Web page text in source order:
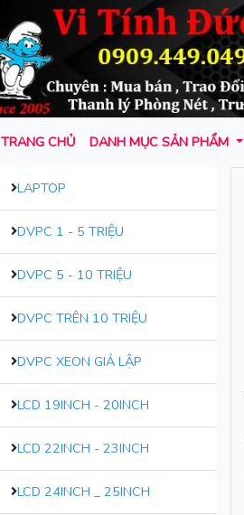
TRANG CHỦ DANH MỤC SẢN PHẨM
LAPTOP
DVPC 1 - 5 TRIỆU
DVPC 5 - 10 TRIỆU
DVPC TRÊN 10 TRIỆU
DVPC XEON GIẢ LẬP
LCD 19INCH - 20INCH
LCD 22INCH - 23INCH
LCD 24INCH _ 25INCH